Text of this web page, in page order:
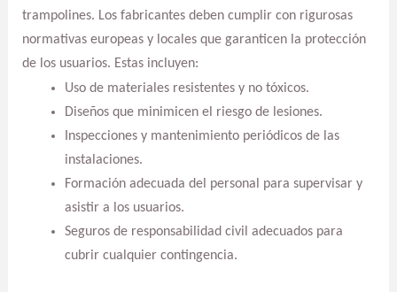
trampolines. Los fabricantes deben cumplir con rigurosas
normativas europeas y locales que garanticen la protección
de los usuarios. Estas incluyen:
Uso de materiales resistentes y no tóxicos.
Diseños que minimicen el riesgo de lesiones.
Inspecciones y mantenimiento periódicos de las
instalaciones.
Formación adecuada del personal para supervisar y
asistir a los usuarios.
Seguros de responsabilidad civil adecuados para
cubrir cualquier contingencia.